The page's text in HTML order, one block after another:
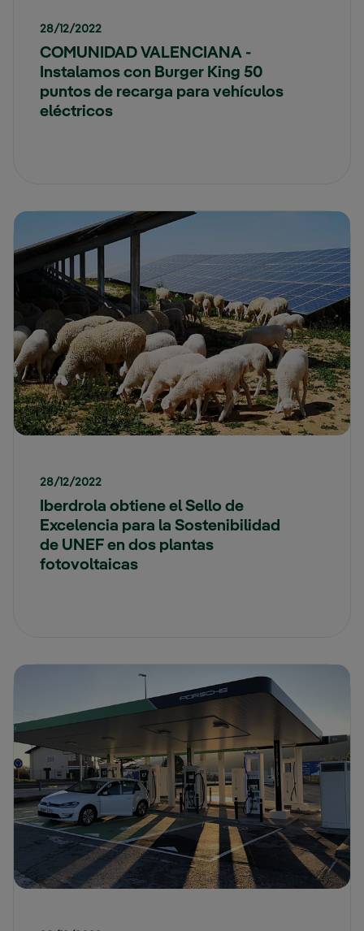
28/12/2022
COMUNIDAD VALENCIANA -
Instalamos con Burger King 50
puntos de recarga para vehículos
eléctricos
28/12/2022
Iberdrola obtiene el Sello de
Excelencia para la Sostenibilidad
de UNEF en dos plantas
fotovoltaicas